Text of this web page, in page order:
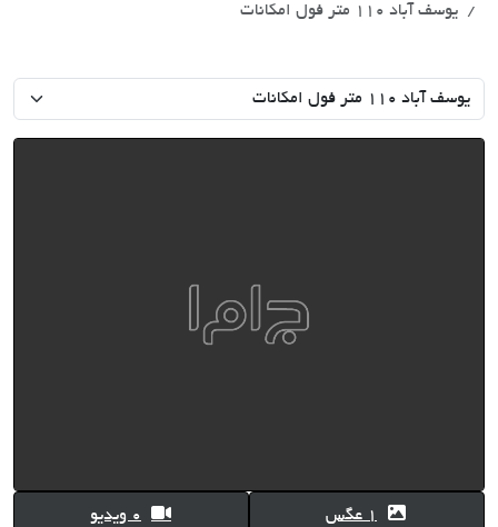
یوسف آباد 110 متر فول امکانات
1 عگس 0 ویدیو